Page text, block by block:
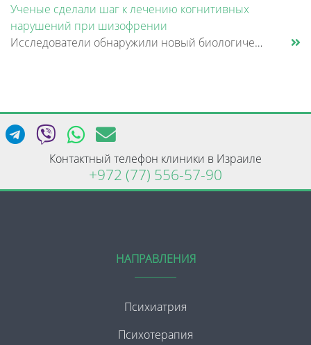
Ученые сделали шаг к лечению когнитивных
нарушений при шизофрении
Исследователи обнаружили новый биологический механизм, который может быть связан с нарушением памяти и внимания при шизо......
Контактный телефон клиники в Израиле
+972 (77) 556-57-90
НАПРАВЛЕНИЯ
Психиатрия
Психотерапия